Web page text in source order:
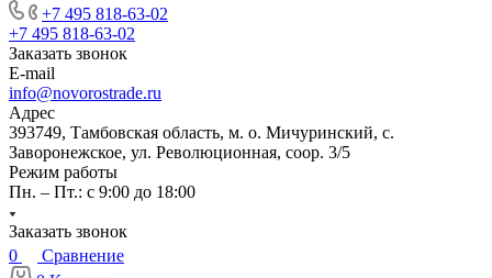
+7 495 818-63-02
+7 495 818-63-02
Заказать звонок
E-mail
info@novorostrade.ru
Адрес
393749, Тамбовская область, м. о. Мичуринский, с.
Заворонежское, ул. Революционная, соор. 3/5
Режим работы
Пн. – Пт.: с 9:00 до 18:00
Заказать звонок
0
Сравнение